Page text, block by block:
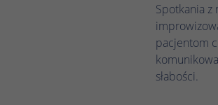
Spotkania z
pacjentom
słabości.